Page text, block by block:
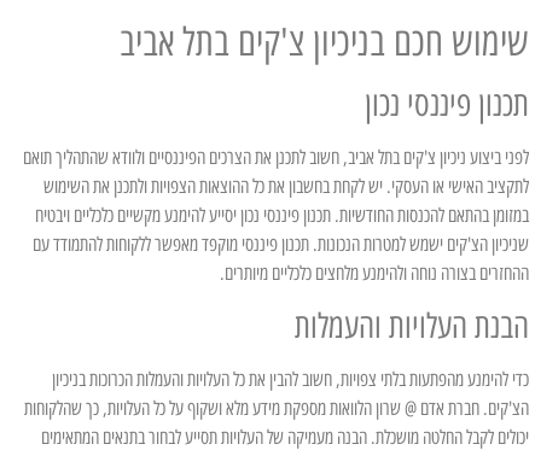
שימוש חכם בניכיון צ'קים בתל אביב
תכנון פיננסי נכון
לפני ביצוע ניכיון צ'קים בתל אביב, חשוב לתכנן את הצרכים הפיננסיים ולוודא שהתהליך תואם
לתקציב האישי או העסקי. יש לקחת בחשבון את כל ההוצאות הצפויות ולתכנן את השימוש
במזומן בהתאם להכנסות החודשיות. תכנון פיננסי נכון יסייע להימנע מקשיים כלכליים ויבטיח
שניכיון הצ'קים ישמש למטרות הנכונות. תכנון פיננסי מוקפד מאפשר ללקוחות להתמודד עם
ההחזרים בצורה נוחה ולהימנע מלחצים כלכליים מיותרים.
הבנת העלויות והעמלות
כדי להימנע מהפתעות בלתי צפויות, חשוב להבין את כל העלויות והעמלות הכרוכות בניכיון
הצ'קים. חברת אדם @ שרון הלוואות מספקת מידע מלא ושקוף על כל העלויות, כך שהלקוחות
יכולים לקבל החלטה מושכלת. הבנה מעמיקה של העלויות תסייע לבחור בתנאים המתאימים